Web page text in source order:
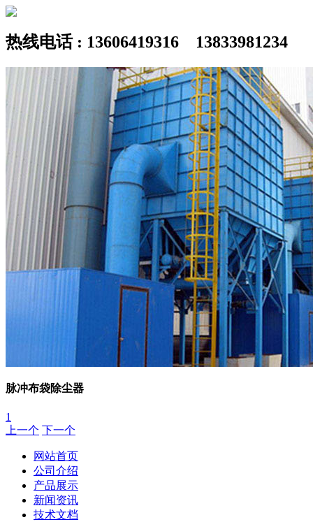
热线电话 : 13606419316 13833981234
脉冲布袋除尘器
1
上一个 下一个
网站首页
公司介绍
产品展示
新闻资讯
技术文档